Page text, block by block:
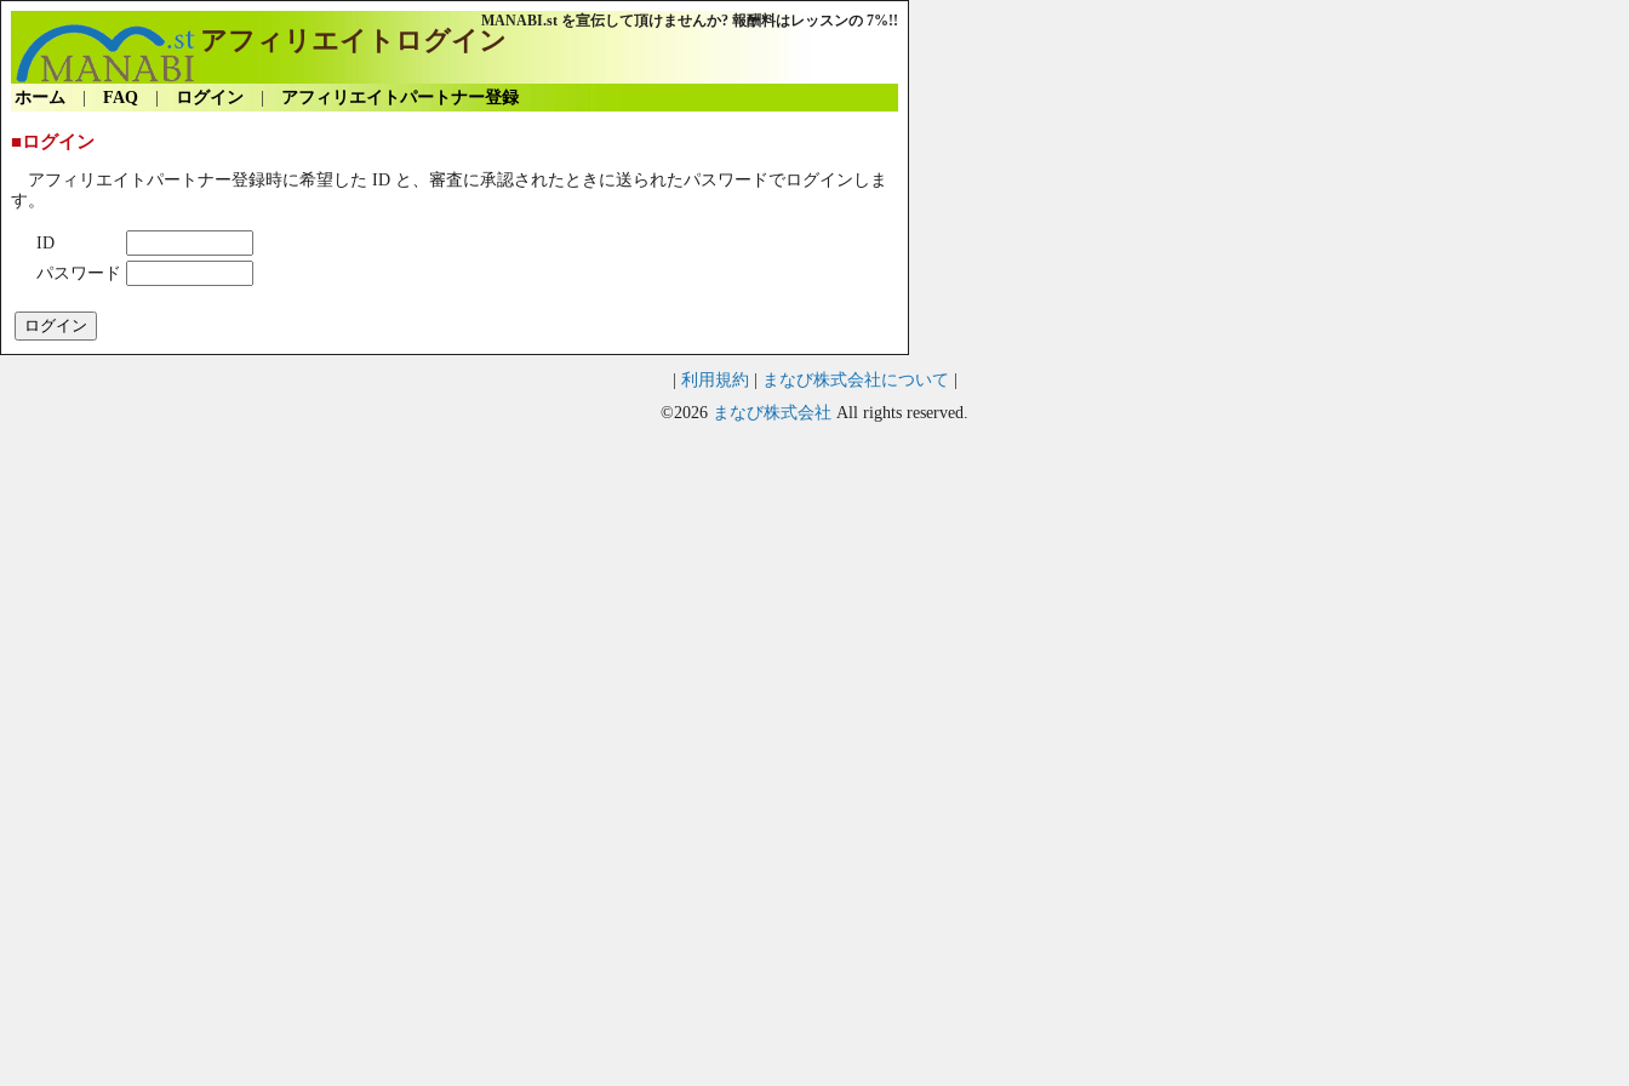
MANABI.st を宣伝して頂けませんか? 報酬料はレッスンの 7%!!
アフィリエイトログイン
ホーム FAQ ログイン アフィリエイトパートナー登録
■ログイン
アフィリエイトパートナー登録時に希望した ID と、審査に承認されたときに送られたパスワードでログインしま
す。
ID
パスワード
| 利用規約 | まなび株式会社について |
©2026 まなび株式会社 All rights reserved.